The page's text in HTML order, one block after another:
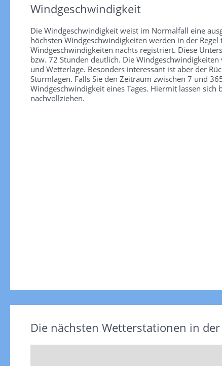
Windgeschwindigkeit
Die Windgeschwindigkeit weist im Normalfall eine
höchsten Windgeschwindigkeiten werden in der
Windgeschwindigkeiten nachts registriert. Diese
bzw. 72 Stunden deutlich. Die
und Wetterlage. Besonders interessant ist aber der
Sturmlagen. Falls Sie den Zeitraum zwischen 7 und
Windgeschwindigkeit eines Tages. Hiermit lassen sich
nachvollziehen.
Die nächsten Wetterstationen in